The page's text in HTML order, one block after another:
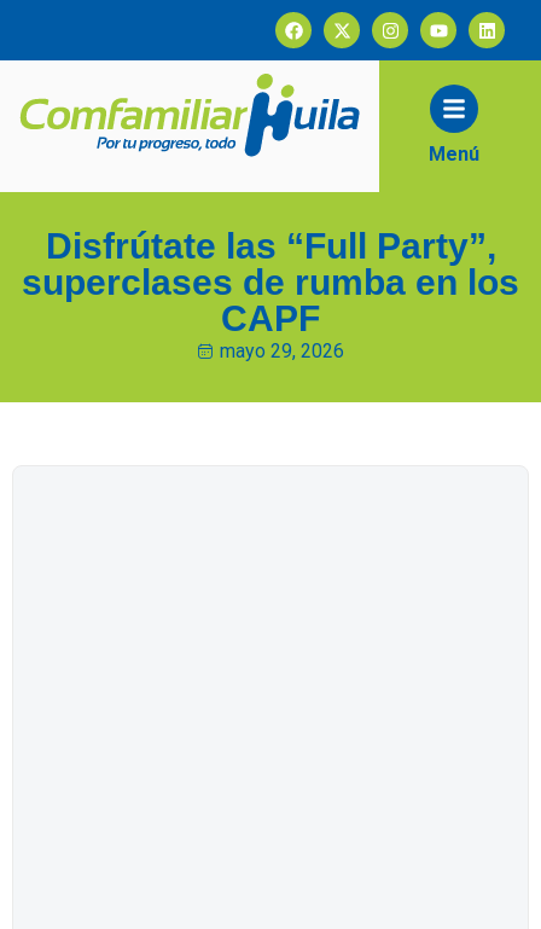
Menú
Disfrútate las “Full Party”,
superclases de rumba en los
CAPF
mayo 29, 2026